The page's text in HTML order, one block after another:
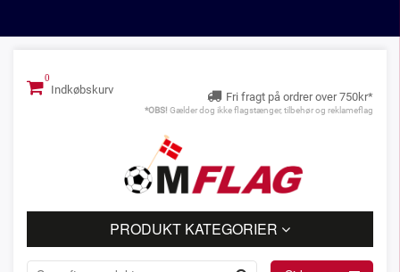
Indkøbskurv
Fri fragt på ordrer over 750kr*
*OBS! Gælder dog ikke flagstænger, tilbehør og reklameflag
PRODUKT KATEGORIER